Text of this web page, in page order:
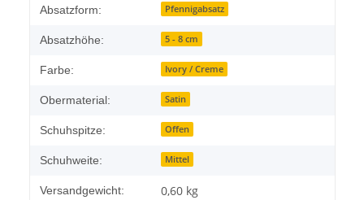
Produkteigenschaft
Wert
Absatzform: Pfennigabsatz
Absatzhöhe: 5 - 8 cm
Farbe: Ivory / Creme
Obermaterial: Satin
Schuhspitze: Offen
Schuhweite: Mittel
Versandgewicht: 0,60 kg